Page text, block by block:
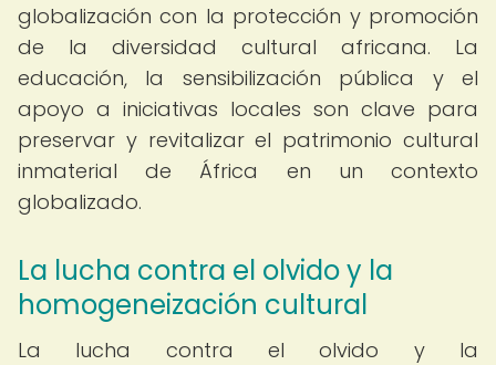
globalización con la protección y promoción
de la diversidad cultural africana. La
educación, la sensibilización pública y el
apoyo a iniciativas locales son clave para
preservar y revitalizar el patrimonio cultural
inmaterial de África en un contexto
globalizado.
La lucha contra el olvido y la
homogeneización cultural
La lucha contra el olvido y la